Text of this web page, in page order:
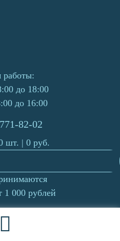
работы:
до 18:00
до 16:00
82-02
шт. | 0руб.
1 000 рублей